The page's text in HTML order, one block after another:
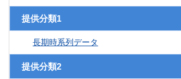
提供分類1
長期時系列データ
提供分類2